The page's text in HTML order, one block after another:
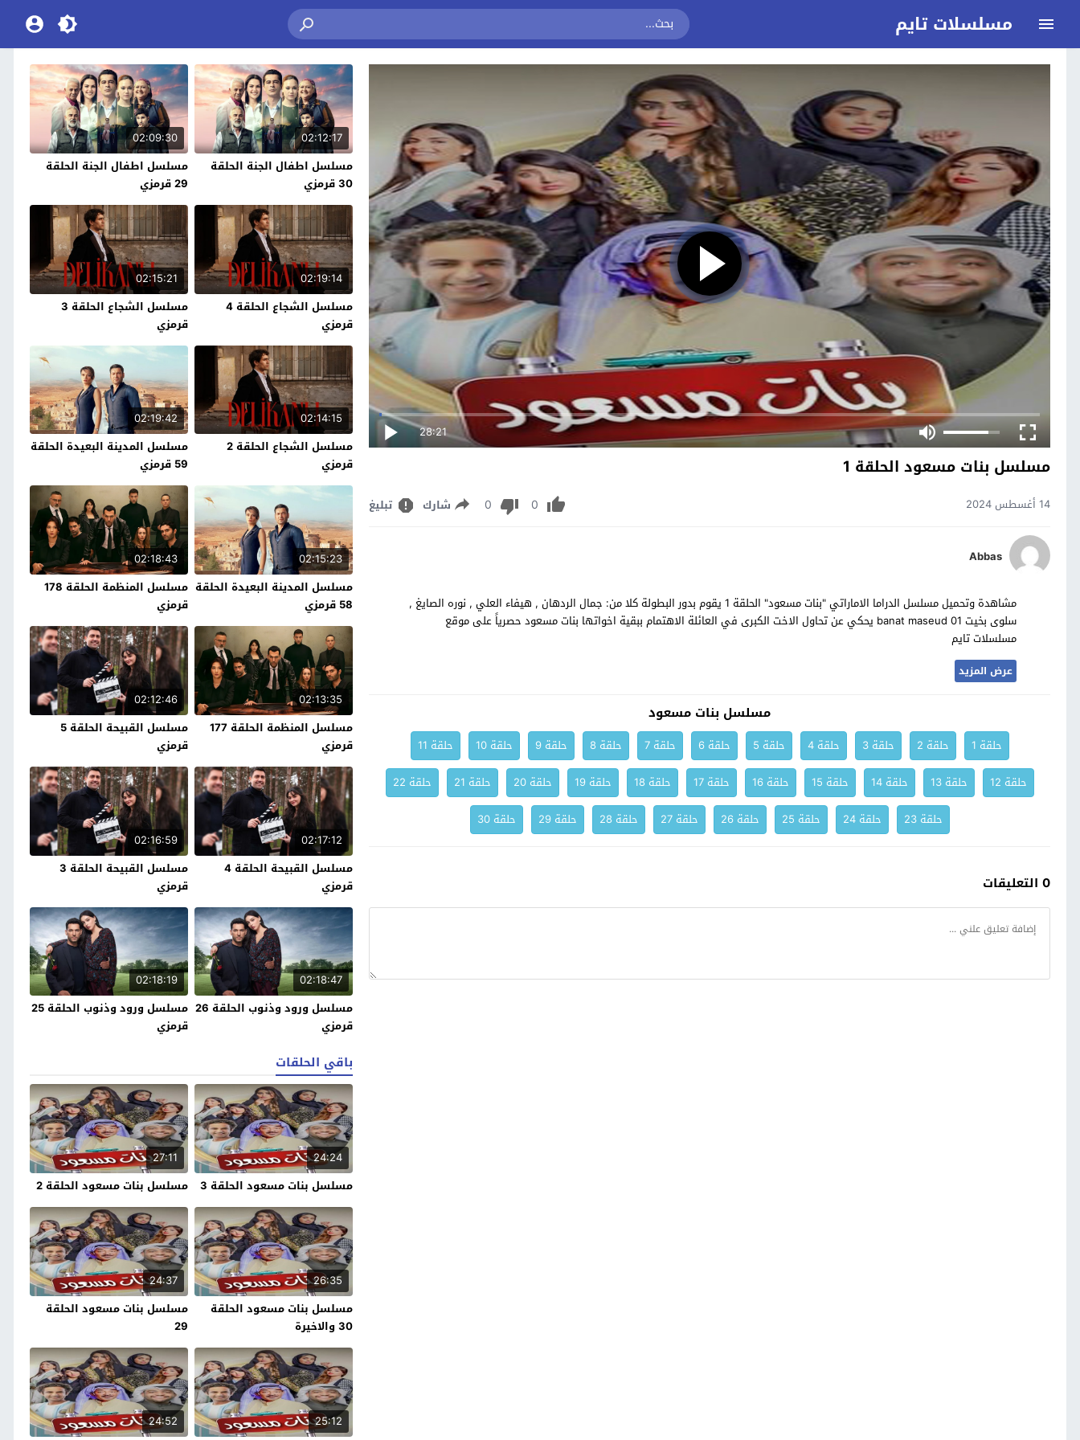
مسلسلات تايم
28:21
مسلسل بنات مسعود الحلقة 1
14 أغسطس 2024 0
0 شارك تبليغ
Abbas
مشاهدة وتحميل مسلسل الدراما الاماراتي "بنات مسعود" الحلقة 1 يقوم بدور البطولة كلا من: جمال الردهان , هيفاء العلي , نوره الصايغ ,
سلوى بخيت banat maseud 01 يحكي عن تحاول الاخت الكبرى في العائلة الاهتمام ببقية اخواتها بنات مسعود حصرياً على موقع
مسلسلات تايم
عرض المزيد
مسلسل بنات مسعود
حلقة 1 حلقة 2 حلقة 3 حلقة 4 حلقة 5 حلقة 6 حلقة 7 حلقة 8 حلقة 9 حلقة 10
حلقة 11
حلقة 12
حلقة 13 حلقة 14 حلقة 15 حلقة 16 حلقة 17 حلقة 18 حلقة 19 حلقة 20 حلقة 21
حلقة 22
حلقة 23
حلقة 24 حلقة 25 حلقة 26 حلقة 27 حلقة 28 حلقة 29 حلقة 30
0 التعليقات
02:12:17
مسلسل اطفال الجنة الحلقة
30 قرمزي
02:09:30
مسلسل اطفال الجنة الحلقة
29 قرمزي
02:19:14
مسلسل الشجاع الحلقة 4
قرمزي
02:15:21
مسلسل الشجاع الحلقة 3
قرمزي
02:14:15
مسلسل الشجاع الحلقة 2
قرمزي
02:19:42
مسلسل المدينة البعيدة الحلقة
59 قرمزي
02:15:23
مسلسل المدينة البعيدة الحلقة
58 قرمزي
02:18:43
مسلسل المنظمة الحلقة 178
قرمزي
02:13:35
مسلسل المنظمة الحلقة 177
قرمزي
02:12:46
مسلسل القبيحة الحلقة 5
قرمزي
02:17:12
مسلسل القبيحة الحلقة 4
قرمزي
02:16:59
مسلسل القبيحة الحلقة 3
قرمزي
02:18:47
مسلسل ورود وذنوب الحلقة 26
قرمزي
02:18:19
مسلسل ورود وذنوب الحلقة 25
قرمزي
باقي الحلقات
24:24
مسلسل بنات مسعود الحلقة 3
27:11
مسلسل بنات مسعود الحلقة 2
26:35
مسلسل بنات مسعود الحلقة
30 والاخيرة
24:37
مسلسل بنات مسعود الحلقة
29
25:12
24:52